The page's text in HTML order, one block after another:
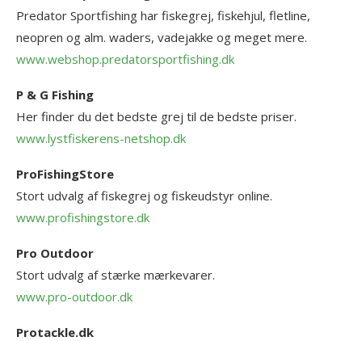
Predator Sportfishing har fiskegrej, fiskehjul, fletline,
neopren og alm. waders, vadejakke og meget mere.
www.webshop.predatorsportfishing.dk
P & G Fishing
Her finder du det bedste grej til de bedste priser.
www.lystfiskerens-netshop.dk
ProFishingStore
Stort udvalg af fiskegrej og fiskeudstyr online.
www.profishingstore.dk
Pro Outdoor
Stort udvalg af stærke mærkevarer.
www.pro-outdoor.dk
Protackle.dk